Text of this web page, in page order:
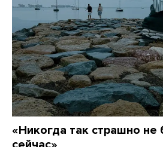
«Никогда так страшно не